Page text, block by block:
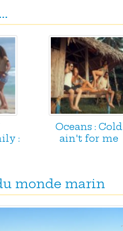
:
Oceans : Cold
ain't for me
monde marin